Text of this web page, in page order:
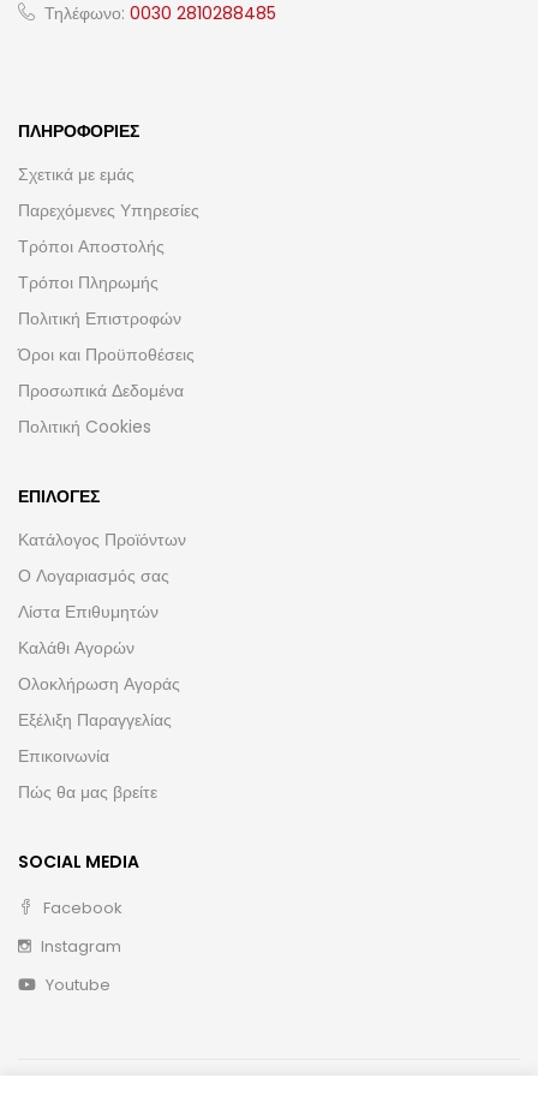
Τηλέφωνο: 0030 2810288485
ΠΛΗΡΟΦΟΡΊΕΣ
Σχετικά με εμάς
Παρεχόμενες Υπηρεσίες
Τρόποι Αποστολής
Τρόποι Πληρωμής
Πολιτική Επιστροφών
Όροι και Προϋποθέσεις
Προσωπικά Δεδομένα
Πολιτική Cookies
ΕΠΙΛΟΓΈΣ
Κατάλογος Προϊόντων
Ο Λογαριασμός σας
Λίστα Επιθυμητών
Καλάθι Αγορών
Ολοκλήρωση Αγοράς
Εξέλιξη Παραγγελίας
Επικοινωνία
Πώς θα μας βρείτε
SOCIAL MEDIA
Facebook
Instagram
Youtube